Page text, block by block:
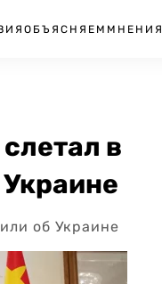
ОБЪЯСНЯЕМ МНЕНИЯ
в
об Украине